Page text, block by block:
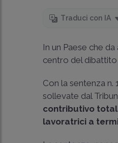
Traduci con IA
In un Paese che
centro del
Con la sentenza
sollevate dal
contributivo
lavoratrici a